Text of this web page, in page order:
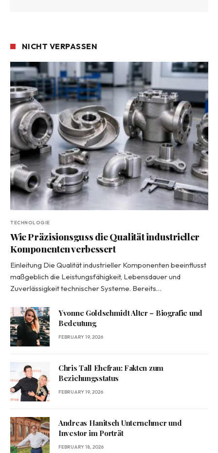
NICHT VERPASSEN
TECHNOLOGIE
Wie Präzisionsguss die Qualität industrieller
Komponenten verbessert
Einleitung Die Qualität industrieller Komponenten beeinflusst
maßgeblich die Leistungsfähigkeit, Lebensdauer und
Zuverlässigkeit technischer Systeme. Bereits…
Yvonne Goldschmidt Alter – Biografie und
Bedeutung
FEBRUARY 19, 2026
Chris Tall Ehefrau: Fakten zum
Beziehungsstatus
FEBRUARY 19, 2026
Andreas Hanitsch Unternehmer und
Investor im Porträt
FEBRUARY 18, 2026